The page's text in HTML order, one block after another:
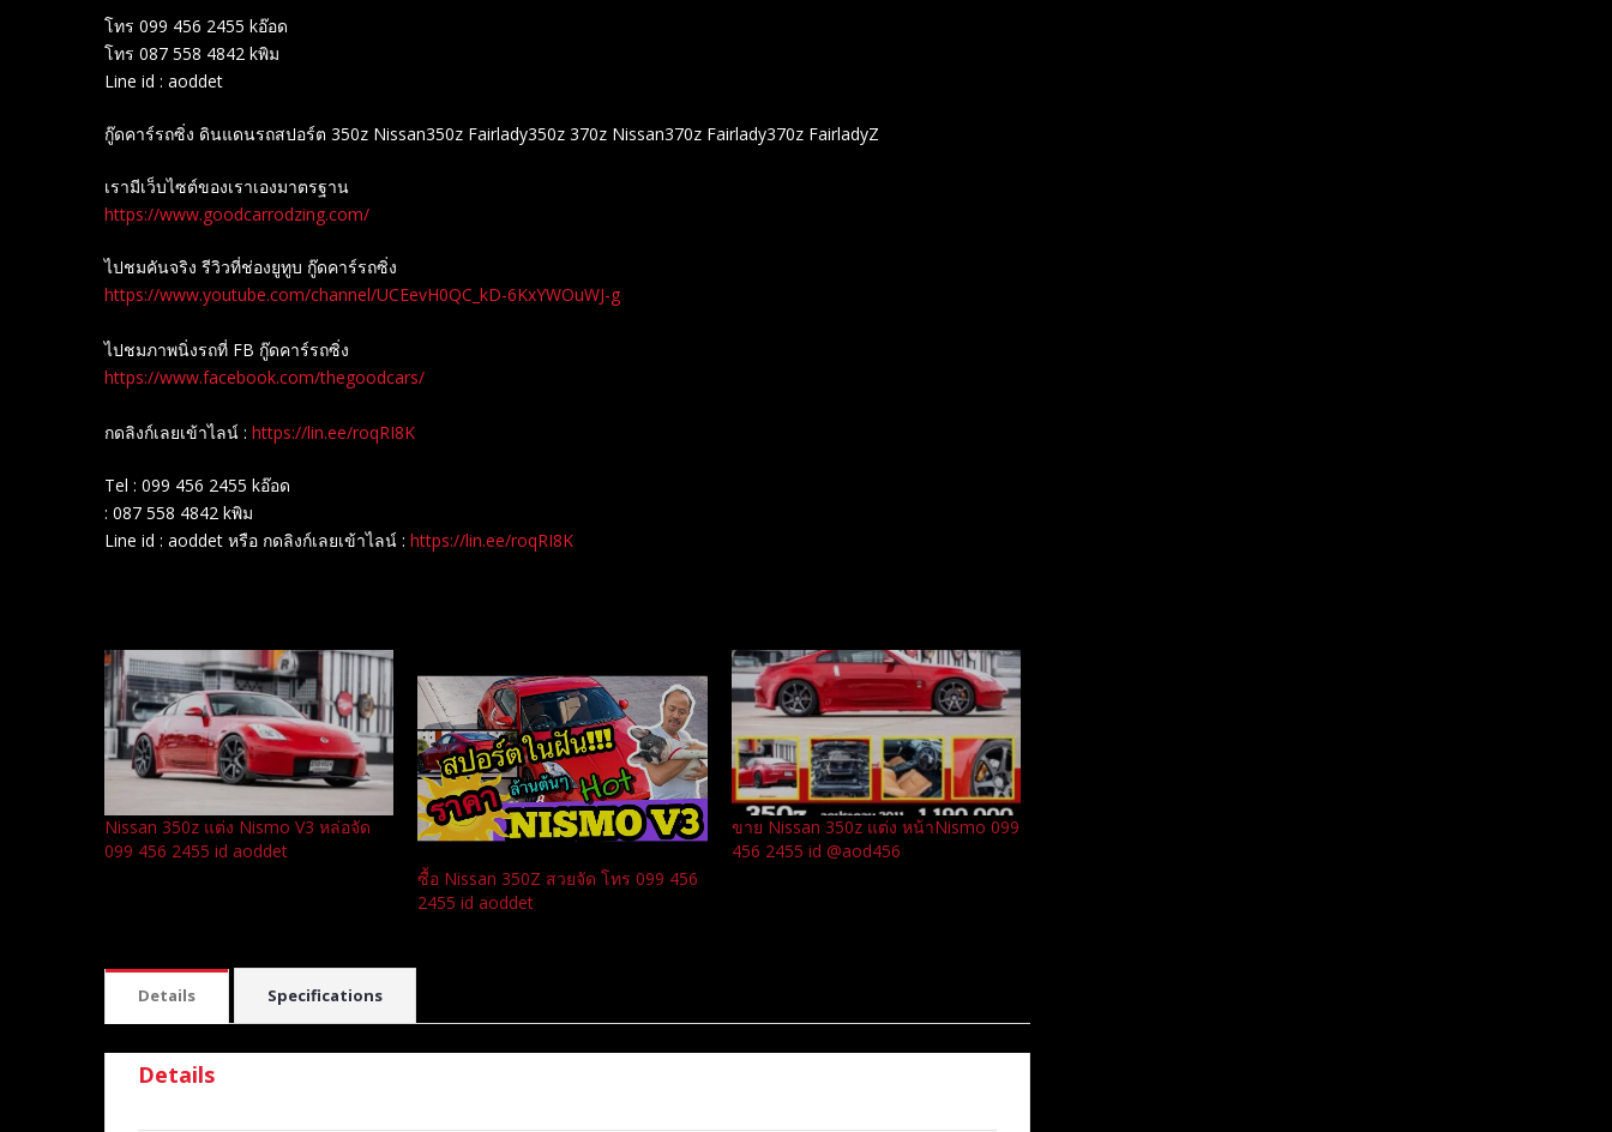
โทร 099 456 2455 kอ๊อด
โทร 087 558 4842 kพิม
Line id : aoddet
กู๊ดคาร์รถซิ่ง ดินแดนรถสปอร์ต 350z Nissan350z Fairlady350z 370z Nissan370z Fairlady370z FairladyZ
เรามีเว็บไซต์ของเราเองมาตรฐาน
https://www.goodcarrodzing.com/
ไปชมคันจริง รีวิวที่ช่องยู​ทูบ​ กู๊ดคาร์รถซิ่ง
https://www.youtube.com/channel/UCEevH0QC_kD-6KxYWOuWJ-g
ไปชมภาพนิ่งรถที่ FB กู๊ดคาร์รถซิ่ง
https://www.facebook.com/thegoodcars/
กดลิงก์เลยเข้าไลน์ : https://lin.ee/roqRI8K
Tel : 099 456 2455 kอ๊อด
: 087 558 4842 kพิม
Line id : aoddet หรือ กดลิงก์เลยเข้าไลน์ : https://lin.ee/roqRI8K
Nissan 350z แต่ง Nismo V3 หล่อจัด
099 456 2455 id aoddet
ซื้อ Nissan 350Z สวยจัด โทร 099 456
2455 id aoddet
ขาย Nissan 350z แต่ง หน้าNismo 099
456 2455 id @aod456
Details Specifications
Details